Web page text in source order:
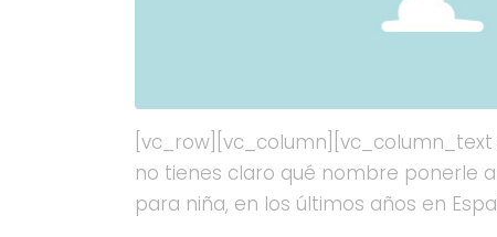
no tienes claro qué nombre ponerle
para niña, en los últimos años en